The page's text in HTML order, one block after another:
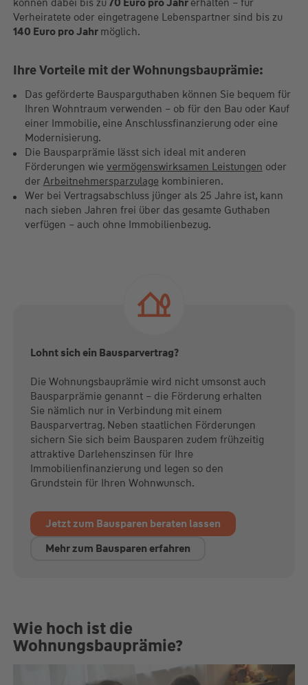
können dabei bis zu70 Euro pro Jahr erhalten – für
Verheiratete oder eingetragene Lebenspartner sind bis zu
140 Euro pro Jahr möglich.
Ihre Vorteile mit der Wohnungsbauprämie:
Das geförderte Bausparguthaben können Sie bequem für
Ihren Wohntraum verwenden – ob für den Bau oder Kauf
einer Immobilie, eine Anschlussfinanzierung oder eine
Modernisierung.
Die Bausparprämie lässt sich ideal mit anderen
Förderungen wie vermögenswirksamen Leistungen oder
der Arbeitnehmersparzulagekombinieren.
Wer bei Vertragsabschluss jünger als 25 Jahre ist, kann
nach sieben Jahren frei über das gesamte Guthaben
verfügen – auch ohne Immobilienbezug.
Lohnt sich ein Bausparvertrag?
Die Wohnungsbauprämie wird nicht umsonst auch
Bausparprämie genannt – die Förderung erhalten
Sie nämlich nur in Verbindung mit einem
Bausparvertrag. Neben staatlichen Förderungen
sichern Sie sich beim Bausparen zudem frühzeitig
attraktive Darlehenszinsen für Ihre
Immobilienfinanzierung und legen so den
Grundstein für Ihren Wohnwunsch.
Jetzt zum Bausparen beraten lassen
Mehr zum Bausparen erfahren
Wie hoch ist die
Wohnungsbauprämie?